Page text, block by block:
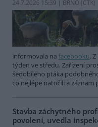
24.7.2026 15:39 | BRNO (ČTK)
informovala na facebooku.
týden ve středu. Zařízení
šedobílého ptáka
co nejlépe natočili a záznam
Stavba záchytného
povolení, uvedla